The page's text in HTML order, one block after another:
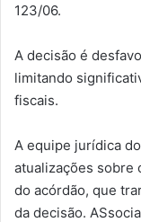
123/06.
A decisão é
limitando
fiscais.
A equipe jurídica
atualizações sobre
do acórdão, que
da decisão.